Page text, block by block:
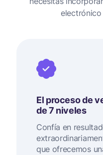
electrónico
El proceso de
de 7 niveles
Confía en
que ofrecemos